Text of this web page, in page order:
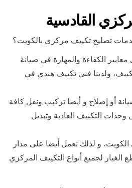
القادسية
تصليح تكييف مركزي بالكويت؟
معايير الكفاءة والمهارة في صيانة
ولدينا فني تكييف هندي في
أو إصلاح و أيضا تركيب ونقل كافة
التكييف العادية وتبديل
و لذلك نعمل أيضا على مدار
الغيار لجميع أنواع التكييف المركزي